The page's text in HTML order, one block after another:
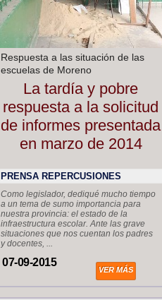
Respuesta a las situación de las
escuelas de Moreno
La tardía y pobre
respuesta a la solicitud
de informes presentada
en marzo de 2014
PRENSA REPERCUSIONES
Como legislador, dediqué mucho tiempo
a un tema de sumo importancia para
nuestra provincia: el estado de la
infraestructura escolar. Ante las grave
situaciones que nos cuentan los padres
y docentes, ...
07-09-2015
VER MÁS